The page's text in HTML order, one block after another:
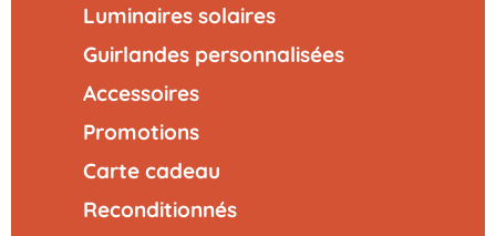
Luminaires solaires
Guirlandes personnalisées
Accessoires
Promotions
Carte cadeau
Reconditionnés